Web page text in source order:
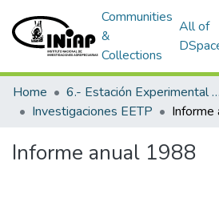
Communities
&
Collections
All of
Home
6.- Estación Experimental Tropical Pichilingue
Investigaciones EETP
Informe
Informe anual 1988